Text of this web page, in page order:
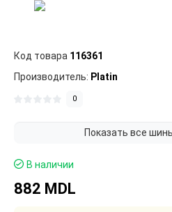
Код товара 116361
Производитель: Platin
0
Показать все
В наличии
882 MDL